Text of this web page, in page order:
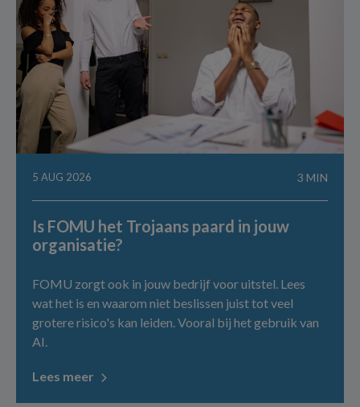
5 AUG 2026 3 MIN
Is FOMU het Trojaans paard in jouw
organisatie?
FOMU zorgt ook in jouw bedrijf voor uitstel. Lees
wat het is en waarom niet beslissen juist tot veel
grotere risico's kan leiden. Vooral bij het gebruik van
AI.
Lees meer